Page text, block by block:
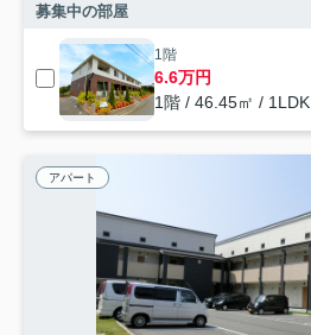
募集中の部屋
1階
6.6万円
1階 / 46.45㎡ / 1LDK
アパート